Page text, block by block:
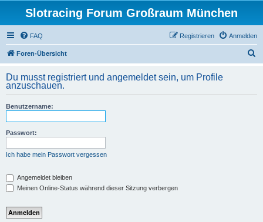
Slotracing Forum Großraum München
FAQ Anmelden
Registrieren
Foren-Übersicht
h
Du musst registriert und angemeldet sein, um Profile
anzuschauen.
Benutzername:
Passwort:
Ich habe mein Passwort vergessen
Angemeldet bleiben
Meinen Online-Status während dieser Sitzung verbergen